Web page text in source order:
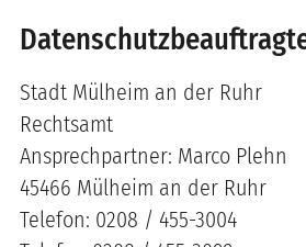
Stadt Mülheim an der Ruhr
Rechtsamt
Ansprechpartner: Marco Plehn
45466 Mülheim an der Ruhr
Telefon: 0208 / 455-3004